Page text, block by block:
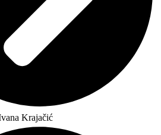
Krajačić